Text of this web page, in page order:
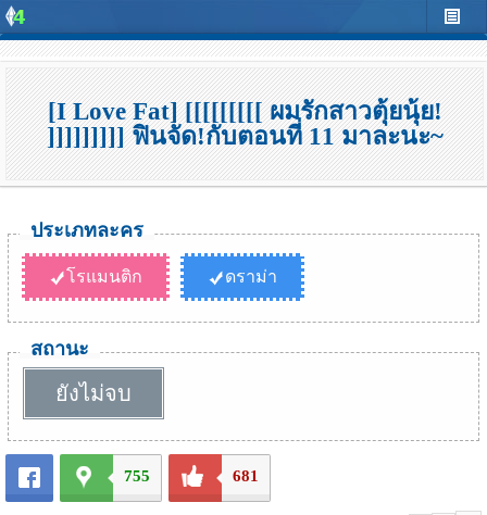
[I Love Fat] [[[[[[[[[ ผมรักสาวตุ้ยนุ้ย!
]]]]]]]]] ฟินจัด!กับตอนที่ 11 มาละนะ~
ประเภทละคร
โรแมนติก ดราม่า
สถานะ
ยังไม่จบ
755 681